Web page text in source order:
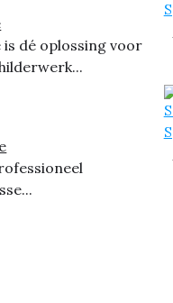
dé oplossing voor